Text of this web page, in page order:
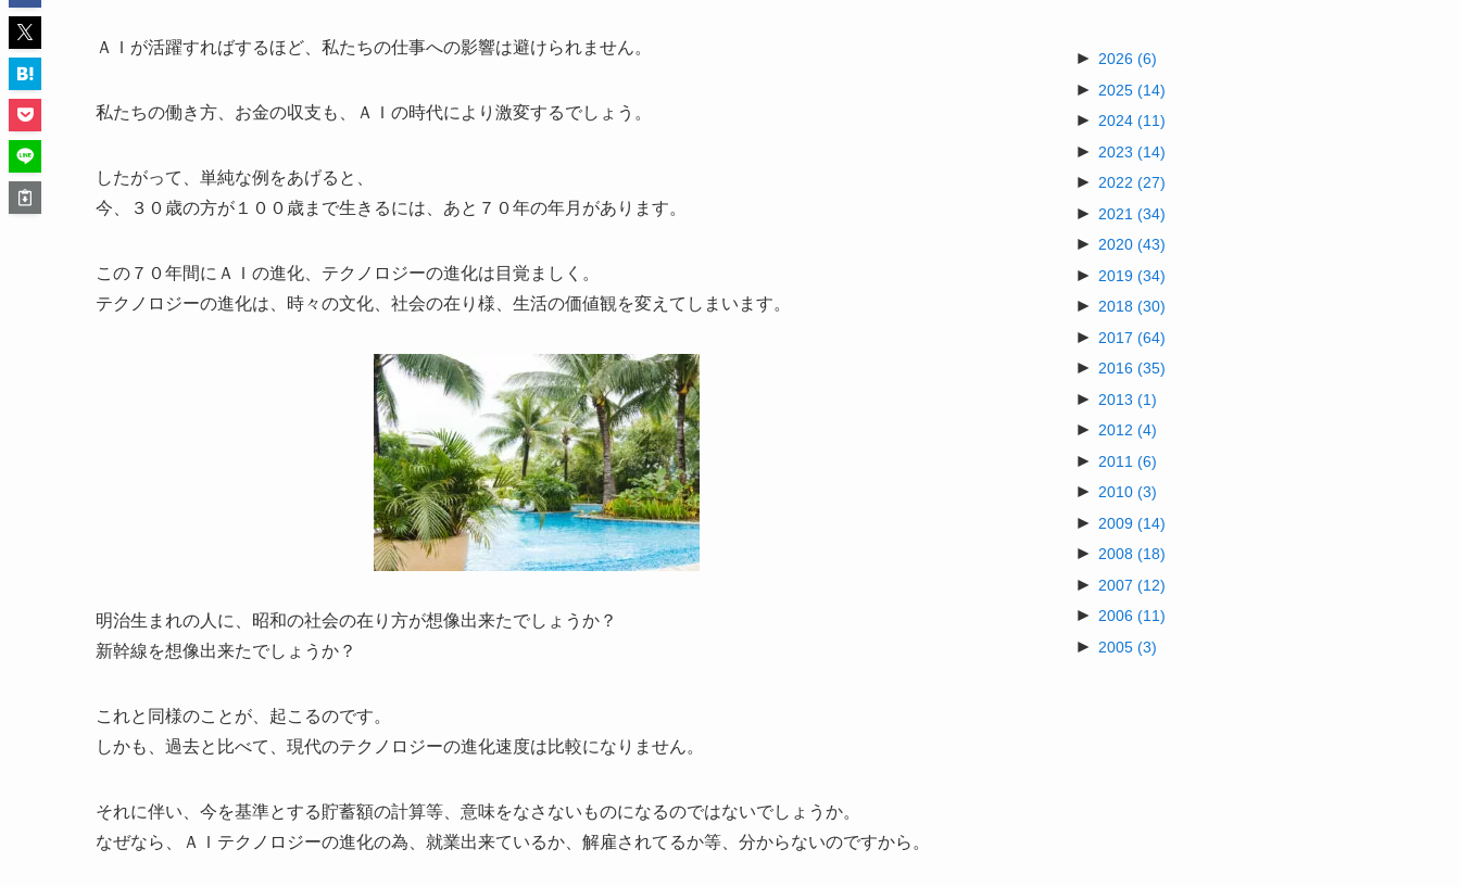
ＡＩが活躍すればするほど、私たちの仕事への影響は避けられません。
私たちの働き方、お金の収支も、ＡＩの時代により激変するでしょう。
したがって、単純な例をあげると、
今、３０歳の方が１００歳まで生きるには、あと７０年の年月があります。
この７０年間にＡＩの進化、テクノロジーの進化は目覚ましく。
テクノロジーの進化は、時々の文化、社会の在り様、生活の価値観を変えてしまいます。
明治生まれの人に、昭和の社会の在り方が想像出来たでしょうか？
新幹線を想像出来たでしょうか？
これと同様のことが、起こるのです。
しかも、過去と比べて、現代のテクノロジーの進化速度は比較になりません。
それに伴い、今を基準とする貯蓄額の計算等、意味をなさないものになるのではないでしょうか。
なぜなら、ＡＩテクノロジーの進化の為、就業出来ているか、解雇されてるか等、分からないのですから。
► 2026 (6)
► 2025 (14)
► 2024 (11)
► 2023 (14)
► 2022 (27)
► 2021 (34)
► 2020 (43)
► 2019 (34)
► 2018 (30)
► 2017 (64)
► 2016 (35)
► 2013 (1)
► 2012 (4)
► 2011 (6)
► 2010 (3)
► 2009 (14)
► 2008 (18)
► 2007 (12)
► 2006 (11)
► 2005 (3)